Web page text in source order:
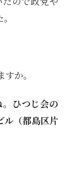
か。
ひつじ会の
ル（都島区片